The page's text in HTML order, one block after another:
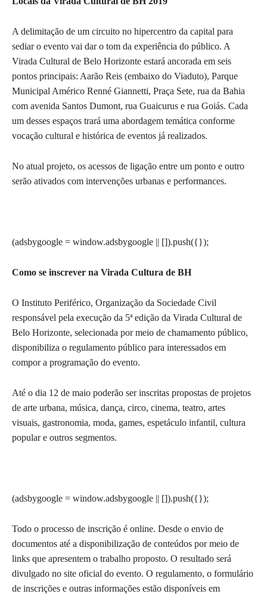
A delimitação de um circuito no hipercentro da capital para
sediar o evento vai dar o tom da experiência do público. A
Virada Cultural de Belo Horizonte estará ancorada em seis
pontos principais: Aarão Reis (embaixo do Viaduto), Parque
Municipal Américo Renné Giannetti, Praça Sete, rua da Bahia
com avenida Santos Dumont, rua Guaicurus e rua Goiás. Cada
um desses espaços trará uma abordagem temática conforme
vocação cultural e histórica de eventos já realizados.
No atual projeto, os acessos de ligação entre um ponto e outro
serão ativados com intervenções urbanas e performances.
(adsbygoogle = window.adsbygoogle || []).push({});
Como se inscrever na Virada Cultura de BH
O Instituto Periférico, Organização da Sociedade Civil
responsável pela execução da 5ª edição da Virada Cultural de
Belo Horizonte, selecionada por meio de chamamento público,
disponibiliza o regulamento público para interessados em
compor a programação do evento.
Até o dia 12 de maio poderão ser inscritas propostas de projetos
de arte urbana, música, dança, circo, cinema, teatro, artes
visuais, gastronomia, moda, games, espetáculo infantil, cultura
popular e outros segmentos.
(adsbygoogle = window.adsbygoogle || []).push({});
Todo o processo de inscrição é online. Desde o envio de
documentos até a disponibilização de conteúdos por meio de
links que apresentem o trabalho proposto. O resultado será
divulgado no site oficial do evento. O regulamento, o formulário
de inscrições e outras informações estão disponíveis em